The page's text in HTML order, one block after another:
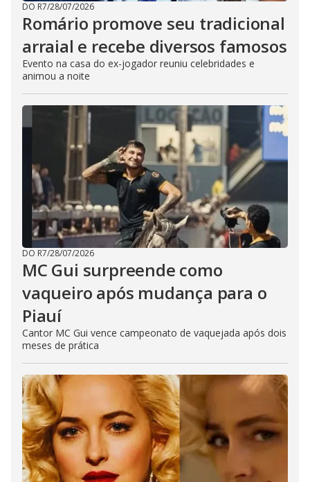
DO R7/28/07/2026
Romário promove seu tradicional
arraial e recebe diversos famosos
Evento na casa do ex-jogador reuniu celebridades e
animou a noite
DO R7/28/07/2026
MC Gui surpreende como
vaqueiro após mudança para o
Piauí
Cantor MC Gui vence campeonato de vaquejada após dois
meses de prática